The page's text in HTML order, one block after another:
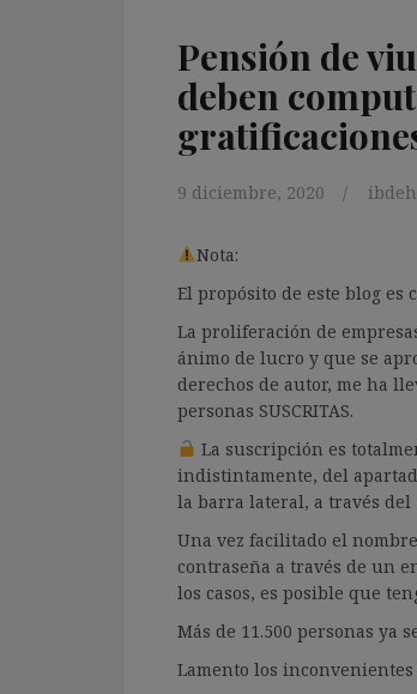
Pensión de
deben
9 diciembre, 2020
Nota:
El propósito de este blog es
La proliferación de
ánimo de lucro y que se
derechos de autor, me ha
personas SUSCRITAS.
La suscripción es
indistintamente, del
la barra lateral, a través del
Una vez facilitado el
contraseña a través de un
los casos, es posible que
Más de 11.500 personas ya
Lamento los